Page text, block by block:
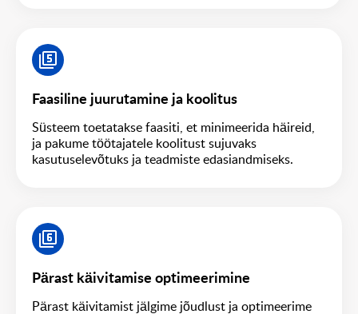
Faasiline juurutamine ja koolitus
Süsteem toetatakse faasiti, et minimeerida häireid,
ja pakume töötajatele koolitust sujuvaks
kasutuselevõtuks ja teadmiste edasiandmiseks.
Pärast käivitamise optimeerimine
Pärast käivitamist jälgime jõudlust ja optimeerime